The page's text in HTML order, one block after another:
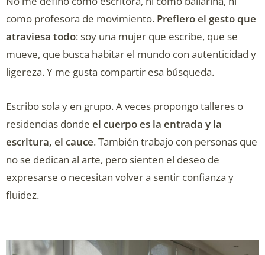
como profesora de movimiento. Prefiero el gesto que
atraviesa todo: soy una mujer que escribe, que se
mueve, que busca habitar el mundo con autenticidad y
ligereza. Y me gusta compartir esa búsqueda.
Escribo sola y en grupo. A veces propongo talleres o
residencias donde el cuerpo es la entrada y la
escritura, el cauce. También trabajo con personas que
no se dedican al arte, pero sienten el deseo de
expresarse o necesitan volver a sentir confianza y
fluidez.